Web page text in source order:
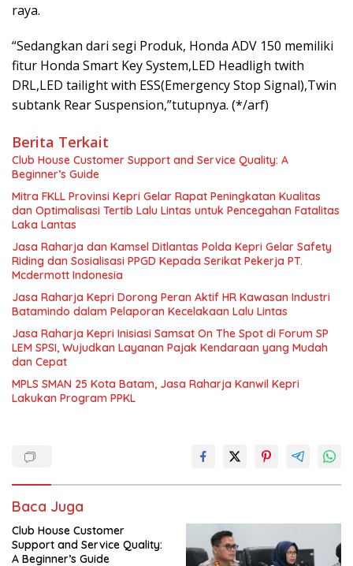
raya.
“Sedangkan dari segi Produk, Honda ADV 150 memiliki
fitur Honda Smart Key System,LED Headligh twith
DRL,LED tailight with ESS(Emergency Stop Signal),Twin
subtank Rear Suspension,”tutupnya. (*/arf)
Berita Terkait
Club House Customer Support and Service Quality: A
Beginner’s Guide
Mitra FKLL Provinsi Kepri Gelar Rapat Peningkatan Kualitas
dan Optimalisasi Tertib Lalu Lintas untuk Pencegahan Fatalitas
Laka Lantas
Jasa Raharja dan Kamsel Ditlantas Polda Kepri Gelar Safety
Riding dan Sosialisasi PPGD Kepada Serikat Pekerja PT.
Mcdermott Indonesia
Jasa Raharja Kepri Dorong Peran Aktif HR Kawasan Industri
Batamindo dalam Pelaporan Kecelakaan Lalu Lintas
Jasa Raharja Kepri Inisiasi Samsat On The Spot di Forum SP
LEM SPSI, Wujudkan Layanan Pajak Kendaraan yang Mudah
dan Cepat
MPLS SMAN 25 Kota Batam, Jasa Raharja Kanwil Kepri
Lakukan Program PPKL
Baca Juga
Club House Customer
Support and Service Quality:
A Beginner’s Guide